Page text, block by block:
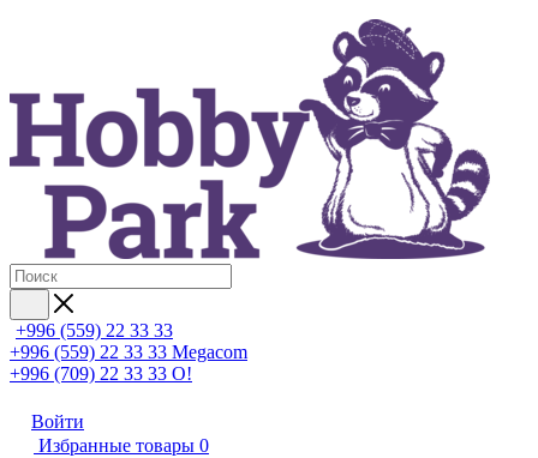
+996 (559) 22 33 33
+996 (559) 22 33 33 Megacom
+996 (709) 22 33 33 O!
Войти
Избранные товары 0